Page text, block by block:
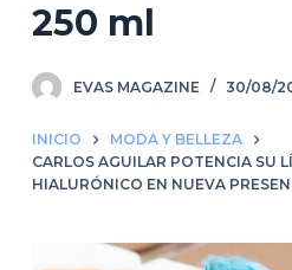
e
o
250 ml
EVAS MAGAZINE 30/08/
INICIO
MODA Y BELLEZA
CARLOS AGUILAR POTENCIA SU
HIALURÓNICO EN NUEVA